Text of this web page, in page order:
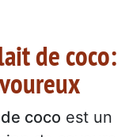
de coco:
coco est un